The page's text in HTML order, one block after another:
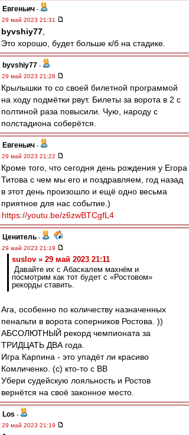
Евгеньич -
29 май 2023 21:31
byvshiy77
Это хорошо, будет больше к/б на стадике.
byvshiy77 -
29 май 2023 21:28
Крылышки то со своей билетной программой
на ходу подмётки рвут. Билеты за ворота в 2 с
полтиной раза повысили. Чую, народу с
полстадиона соберётся.
Евгеньич -
29 май 2023 21:22
Кроме того, что сегодня день рождения у Егора
Титова с чем мы его и поздравляем, год назад
в этот день произошло и ещё одно весьма
приятное для нас событие.)
https://youtu.be/z6zwBTCgfL4
Ценитель -
29 май 2023 21:19
suslov » 29 май 2023 21:11
Давайте их с Абаскалем махнём и
посмотрим как тот будет с «Ростовом»
рекорды ставить.
Ага, особенно по количеству назначенных
пенальти в ворота соперников Ростова. ))
АБСОЛЮТНЫЙ рекорд чемпионата за
ТРИДЦАТЬ ДВА года.
Игра Карпина - это упадёт ли красиво
Комличенко. (с) кто-то с ВВ
Убери судейскую лояльность и Ростов
вернётся на своё законное место.
Los -
29 май 2023 21:19